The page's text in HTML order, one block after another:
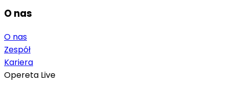
O nas
O nas
Zespół
Kariera
Opereta Live